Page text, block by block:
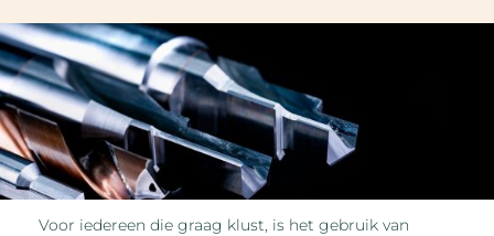
Voor iedereen die graag klust, is het gebruik van